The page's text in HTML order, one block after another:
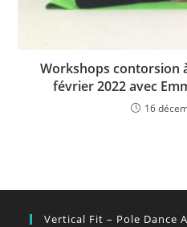
Workshops contorsion
février 2022 avec
16
Vertical Fit – Pole Dance